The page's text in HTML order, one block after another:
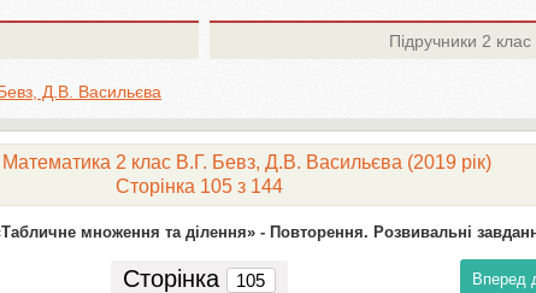
Підручники 2 клас
Д.В. Васильєва
Математика 2 клас В.Г. Бевз, Д.В. Васильєва (2019 рік)
Сторінка 105 з 144
множення та ділення» - Повторення. Розвивальні
Сторінка Вперед